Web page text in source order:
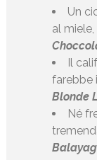
Un
al
Il
farebbe
Blonde
Né